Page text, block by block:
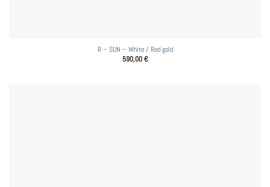
R – SUN – White / Red gold
590,00€